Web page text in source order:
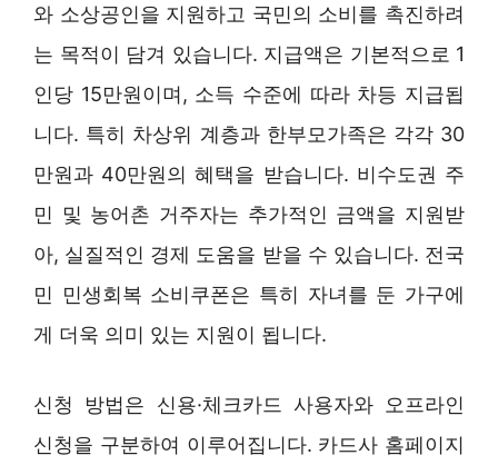
와 소상공인을 지원하고 국민의 소비를 촉진하려
는 목적이 담겨 있습니다. 지급액은 기본적으로 1
인당 15만원이며, 소득 수준에 따라 차등 지급됩
니다. 특히 차상위 계층과 한부모가족은 각각 30
만원과 40만원의 혜택을 받습니다. 비수도권 주
민 및 농어촌 거주자는 추가적인 금액을 지원받
아, 실질적인 경제 도움을 받을 수 있습니다. 전국
민 민생회복 소비쿠폰은 특히 자녀를 둔 가구에
게 더욱 의미 있는 지원이 됩니다.
신청 방법은 신용·체크카드 사용자와 오프라인
신청을 구분하여 이루어집니다. 카드사 홈페이지